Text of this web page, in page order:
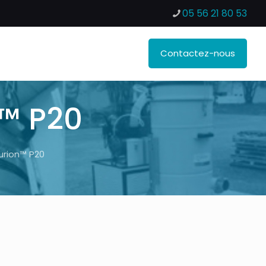
05 56 21 80 53
Contactez-nous
P20
P20